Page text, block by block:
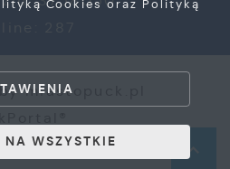
miastopuck.pl
Cookies oraz Polityką
WSZYSTKIE
NA WSZYSTKIE